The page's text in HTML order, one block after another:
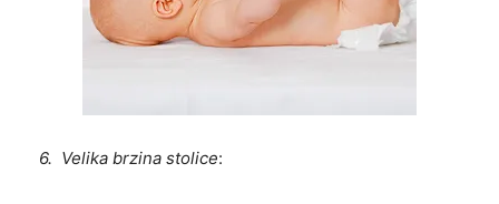
6. Velika brzina stolice: